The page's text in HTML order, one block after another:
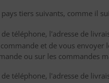
tiers suivants, comme il
téléphone, l'adresse de
et de vous
ou sur les commandes
téléphone, l'adresse de